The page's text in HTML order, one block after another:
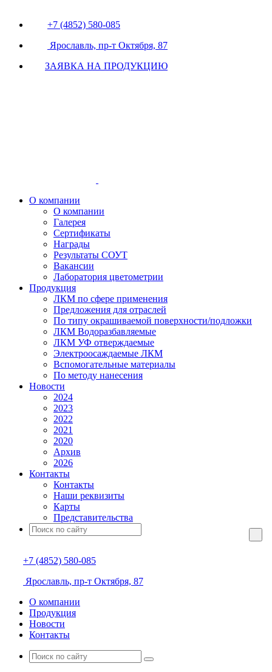
+7 (4852) 580-085
Ярославль, пр-т Октября, 87
ЗАЯВКА НА ПРОДУКЦИЮ
О компании
О компании
Галерея
Сертификаты
Награды
Результаты СОУТ
Вакансии
Лаборатория цветометрии
Продукция
ЛКМ по сфере применения
Предложения для отраслей
По типу окрашиваемой поверхности/подложки
ЛКМ Водоразбавляемые
ЛКМ УФ отверждаемые
Электроосаждаемые ЛКМ
Вспомогательные материалы
По методу нанесения
Новости
2024
2023
2022
2021
2020
Архив
2026
Контакты
Контакты
Наши реквизиты
Карты
Представительства
+7 (4852) 580-085
Ярославль, пр-т Октября, 87
О компании
Продукция
Новости
Контакты